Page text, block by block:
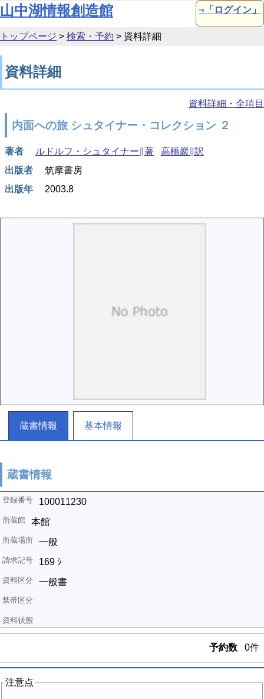
本文へ移動
山中湖情報創造館 ⇒「ログイン」
トップページ > 検索・予約 > 資料詳細
資料詳細
資料詳細・全項目
内面への旅 シュタイナー・コレクション ２
著者 ルドルフ・シュタイナー∥著
高橋巖∥訳
出版者
筑摩書房
出版年
2003.8
蔵書情報 基本情報
蔵書情報
100011230
本館
一般
169 ｼ
一般書
予約数 0件
注意点